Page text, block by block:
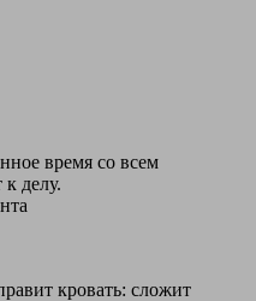
время со всем
делу.
кровать: сложит